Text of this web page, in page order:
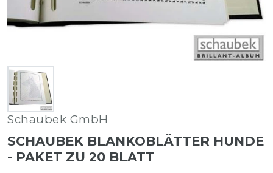
Schaubek GmbH
SCHAUBEK BLANKOBLÄTTER HUNDE
- PAKET ZU 20 BLATT